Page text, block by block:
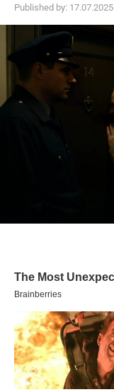
Published by: 17.07.2025